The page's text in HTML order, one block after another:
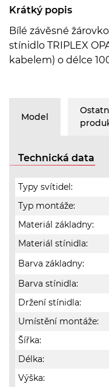
Krátký popis
Bílé závěsné
stínidlo TRIPLEX
kabelem) o délce
Model
Technická data
Typy svítidel:
Typ montáže:
Materiál základny:
Materiál stínidla:
Barva základny:
Barva stínidla:
Držení stínidla:
Umístění montáže:
Šířka:
Délka:
Výška: